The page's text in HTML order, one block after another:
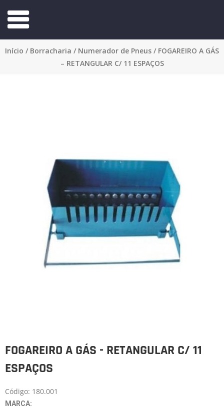
Início / Borracharia / Numerador de Pneus / FOGAREIRO A GÁS
– RETANGULAR C/ 11 ESPAÇOS
FOGAREIRO A GÁS - RETANGULAR C/ 11
ESPAÇOS
Código: 180.001
MARCA: